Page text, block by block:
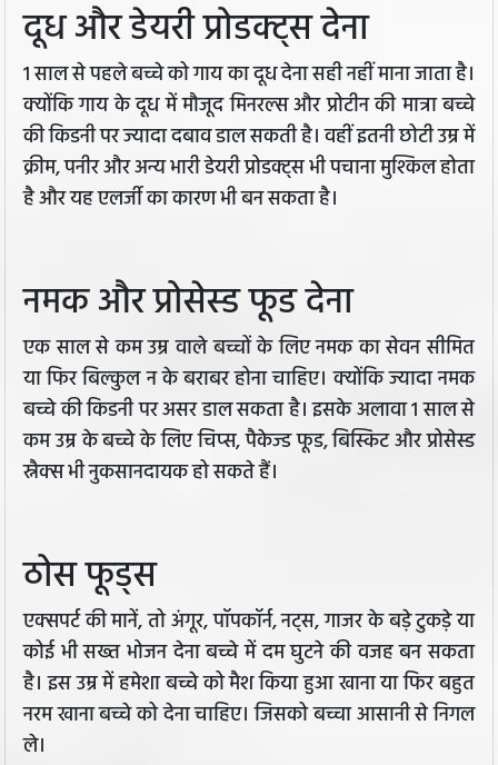
दूध और डेयरी प्रोडक्ट्स देना
1 साल से पहले बच्चे को गाय का दूध देना सही नहीं माना जाता है।
क्योंकि गाय के दूध में मौजूद मिनरल्स और प्रोटीन की मात्रा बच्चे
की किडनी पर ज्यादा दबाव डाल सकती है। वहीं इतनी छोटी उम्र में
क्रीम, पनीर और अन्य भारी डेयरी प्रोडक्ट्स भी पचाना मुश्किल होता
है और यह एलर्जी का कारण भी बन सकता है।
नमक और प्रोसेस्ड फूड देना
एक साल से कम उम्र वाले बच्चों के लिए नमक का सेवन सीमित
या फिर बिल्कुल न के बराबर होना चाहिए। क्योंकि ज्यादा नमक
बच्चे की किडनी पर असर डाल सकता है। इसके अलावा 1 साल से
कम उम्र के बच्चे के लिए चिप्स, पैकेज्ड फूड, बिस्किट और प्रोसेस्ड
स्नैक्स भी नुकसानदायक हो सकते हैं।
ठोस फूड्स
एक्सपर्ट की मानें, तो अंगूर, पॉपकॉर्न, नट्स, गाजर के बड़े टुकड़े या
कोई भी सख्त भोजन देना बच्चे में दम घुटने की वजह बन सकता
है। इस उम्र में हमेशा बच्चे को मैश किया हुआ खाना या फिर बहुत
नरम खाना बच्चे को देना चाहिए। जिसको बच्चा आसानी से निगल
ले।